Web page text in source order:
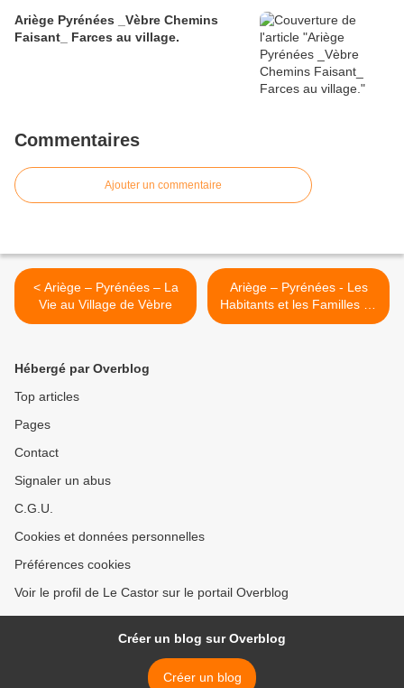
Ariège Pyrénées _Vèbre Chemins
Faisant_ Farces au village.
Commentaires
Ajouter un commentaire
< Ariège – Pyrénées – La
Vie au Village de Vèbre
Ariège – Pyrénées - Les
Habitants et les Familles de
Vèbre >
Hébergé par Overblog
Top articles
Pages
Contact
Signaler un abus
C.G.U.
Cookies et données personnelles
Préférences cookies
Voir le profil de Le Castor sur le portail Overblog
Créer un blog sur Overblog
Créer un blog